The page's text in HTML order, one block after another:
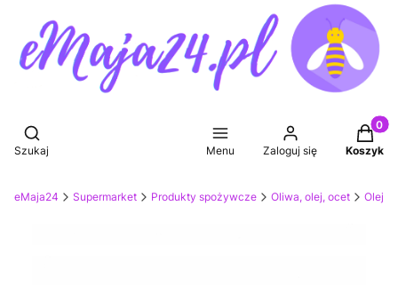
Otwórz wyszukiwarkę
Szukaj Menu Zaloguj się Koszyk
eMaja24 Supermarket Produkty spożywcze Oliwa, olej, ocet Olej